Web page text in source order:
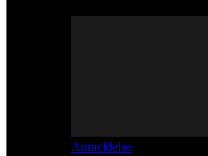
Anmeldelse